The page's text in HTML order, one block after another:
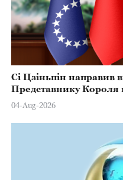
Сі Цзіньпін направив
Представнику Короля
Марстерсу з нагоди
04-Aug-2026